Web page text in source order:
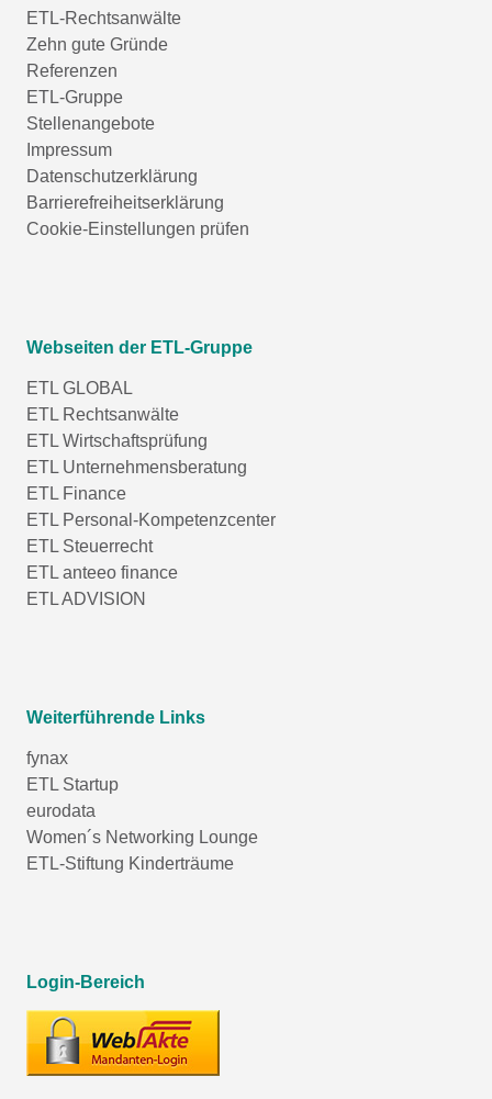
ETL-Rechtsanwälte
Zehn gute Gründe
Referenzen
ETL-Gruppe
Stellenangebote
Impressum
Datenschutzerklärung
Barrierefreiheitserklärung
Cookie-Einstellungen prüfen
Webseiten der ETL-Gruppe
ETL GLOBAL
ETL Rechtsanwälte
ETL Wirtschaftsprüfung
ETL Unternehmensberatung
ETL Finance
ETL Personal-Kompetenzcenter
ETL Steuerrecht
ETL anteeo finance
ETL ADVISION
Weiterführende Links
fynax
ETL Startup
eurodata
Women´s Networking Lounge
ETL-Stiftung Kinderträume
Login-Bereich